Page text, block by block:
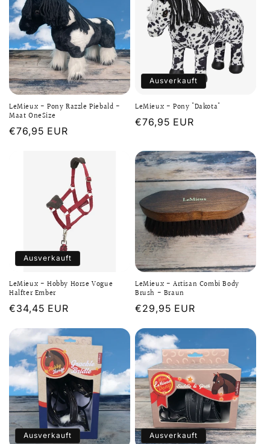
LeMieux - Pony Razzle Piebald -
Maat OneSize
Normaler
€76,95 EUR
Ausverkauft
LeMieux - Pony "Dakota"
Normaler
€76,95 EUR
Ausverkauft
LeMieux - Hobby Horse Vogue
Halfter Ember
Normaler
€34,45 EUR
LeMieux - Artisan Combi Body
Brush - Braun
Normaler
€29,95 EUR
Ausverkauft Ausverkauft